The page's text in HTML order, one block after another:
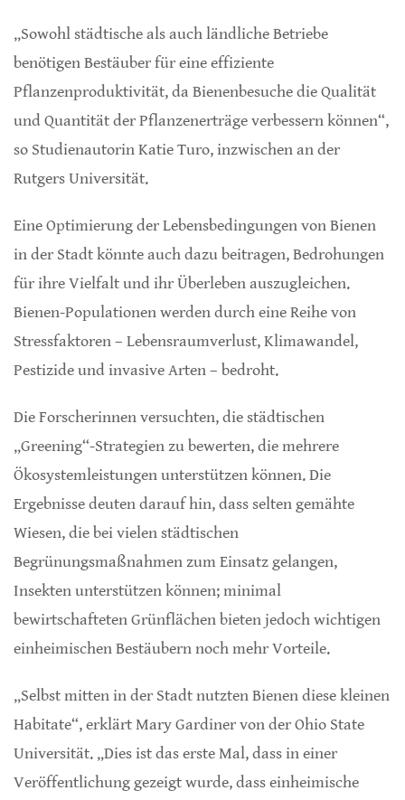
„Sowohl städtische als auch ländliche Betriebe
benötigen Bestäuber für eine effiziente
Pflanzenproduktivität, da Bienenbesuche die Qualität
und Quantität der Pflanzenerträge verbessern können“,
so Studienautorin Katie Turo, inzwischen an der
Rutgers Universität.
Eine Optimierung der Lebensbedingungen von Bienen
in der Stadt könnte auch dazu beitragen, Bedrohungen
für ihre Vielfalt und ihr Überleben auszugleichen.
Bienen-Populationen werden durch eine Reihe von
Stressfaktoren – Lebensraumverlust, Klimawandel,
Pestizide und invasive Arten – bedroht.
Die Forscherinnen versuchten, die städtischen
„Greening“-Strategien zu bewerten, die mehrere
Ökosystemleistungen unterstützen können. Die
Ergebnisse deuten darauf hin, dass selten gemähte
Wiesen, die bei vielen städtischen
Begrünungsmaßnahmen zum Einsatz gelangen,
Insekten unterstützen können; minimal
bewirtschafteten Grünflächen bieten jedoch wichtigen
einheimischen Bestäubern noch mehr Vorteile.
„Selbst mitten in der Stadt nutzten Bienen diese kleinen
Habitate“, erklärt Mary Gardiner von der Ohio State
Universität. „Dies ist das erste Mal, dass in einer
Veröffentlichung gezeigt wurde, dass einheimische